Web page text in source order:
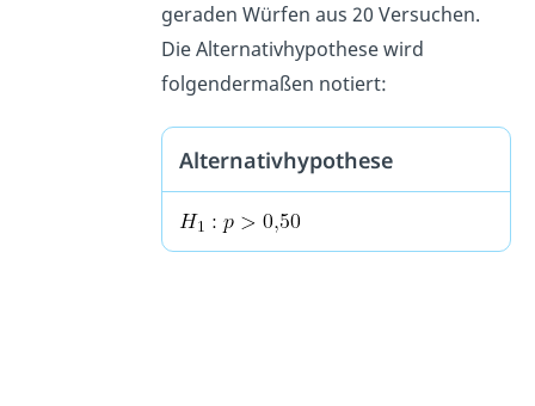
geraden Würfen aus 20 Versuchen.
Die Alternativhypothese wird
folgendermaßen notiert:
Alternativhypothese